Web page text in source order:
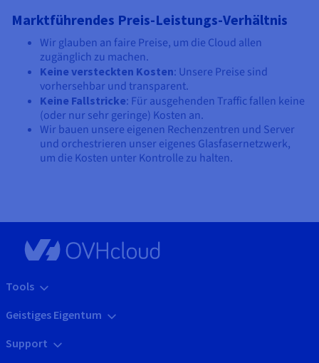
Marktführendes Preis-Leistungs-Verhältnis
Wir glauben an faire Preise, um die Cloud allen
zugänglich zu machen.
Keine versteckten Kosten: Unsere Preise sind
vorhersehbar und transparent.
Keine Fallstricke: Für ausgehenden Traffic fallen keine
(oder nur sehr geringe) Kosten an.
Wir bauen unsere eigenen Rechenzentren und Server
und orchestrieren unser eigenes Glasfasernetzwerk,
um die Kosten unter Kontrolle zu halten.
Tools
Geistiges Eigentum
Support